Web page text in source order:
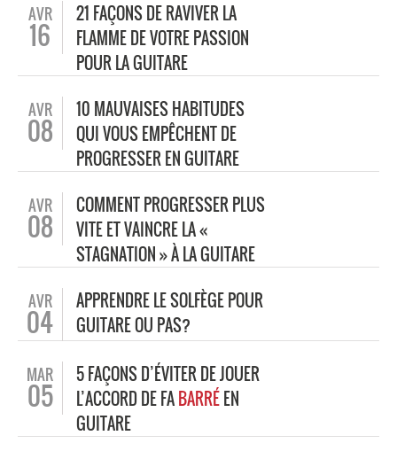
AVR
16
21 FAÇONS DE RAVIVER LA
FLAMME DE VOTRE PASSION
POUR LA GUITARE
AVR
08
10 MAUVAISES HABITUDES
QUI VOUS EMPÊCHENT DE
PROGRESSER EN GUITARE
AVR
08
COMMENT PROGRESSER PLUS
VITE ET VAINCRE LA «
STAGNATION » À LA GUITARE
AVR
04
APPRENDRE LE SOLFÈGE POUR
GUITARE OU PAS?
MAR
05
5 FAÇONS D’ÉVITER DE JOUER
L’ACCORD DE FABARRÉEN
GUITARE